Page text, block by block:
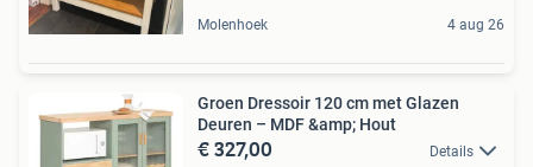
Molenhoek 4 aug 26
Groen Dressoir 120 cm met Glazen
Deuren – MDF &amp; Hout
€ 327,00 Details